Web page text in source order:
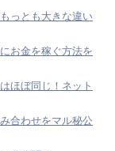
っとも大きな違い
お金を稼ぐ方法を
ほぼ同じ！ネット
合わせをマル秘公